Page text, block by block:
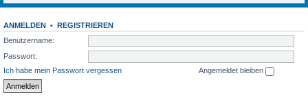
ANMELDEN • REGISTRIEREN
Benutzername:
Passwort:
Ich habe mein Passwort vergessen
Angemeldet bleiben